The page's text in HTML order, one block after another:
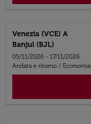
Venezia (VCE) A
Banjul (BJL)
05/11/2026 - 17/11/2026
Andata e ritorno / Economia